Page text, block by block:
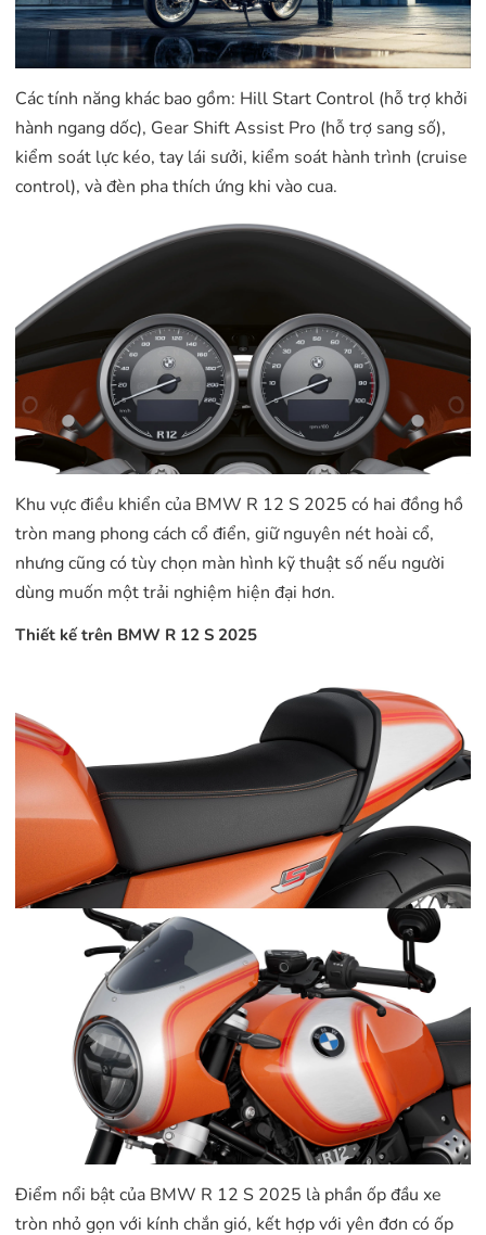
Các tính năng khác bao gồm: Hill Start Control (hỗ trợ khởi
hành ngang dốc), Gear Shift Assist Pro (hỗ trợ sang số),
kiểm soát lực kéo, tay lái sưởi, kiểm soát hành trình (cruise
control), và đèn pha thích ứng khi vào cua.
Khu vực điều khiển của BMW R 12 S 2025 có hai đồng hồ
tròn mang phong cách cổ điển, giữ nguyên nét hoài cổ,
nhưng cũng có tùy chọn màn hình kỹ thuật số nếu người
dùng muốn một trải nghiệm hiện đại hơn.
Thiết kế trên BMW R 12 S 2025
Điểm nổi bật của BMW R 12 S 2025 là phần ốp đầu xe
tròn nhỏ gọn với kính chắn gió, kết hợp với yên đơn có ốp